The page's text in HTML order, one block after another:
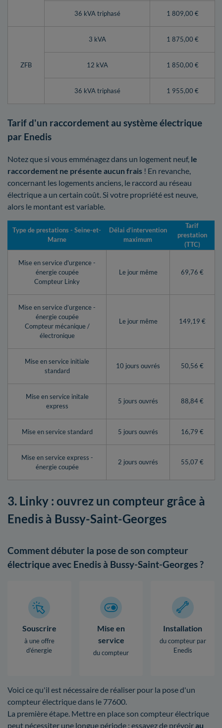
36 kVA triphasé 1 809,00 €
ZFB
3 kVA 1 875,00 €
12 kVA 1 850,00 €
36 kVA triphasé 1 955,00 €
Tarif d'un raccordement au système électrique
par Enedis
Notez que si vous emménagez dans un logement neuf, le
raccordement ne présente aucun frais ! En revanche,
concernant les logements anciens, le raccord au réseau
électrique a un certain coût. Si votre propriété est neuve,
alors le montant est variable.
Type de prestations - Seine-et-
Marne
Délai d’intervention
maximum
Tarif
prestation
(TTC)
Mise en service d'urgence -
énergie coupée
Compteur Linky
Le jour même 69,76 €
Mise en service d’urgence -
énergie coupée
Compteur mécanique /
électronique
Le jour même 149,19 €
Mise en service initiale
standard
10 jours ouvrés 50,56 €
Mise en service initale
express
5 jours ouvrés 88,84 €
Mise en service standard 5 jours ouvrés 16,79 €
Mise en service express -
énergie coupée
2 jours ouvrés 55,07 €
3. Linky : ouvrez un compteur grâce à
Enedis à Bussy-Saint-Georges
Comment débuter la pose de son compteur
électrique avec Enedis à Bussy-Saint-Georges ?
Souscrire
à une offre
d’énergie
Mise en
service
du compteur
Installation
du compteur par
Enedis
Voici ce qu'il est nécessaire de réaliser pour la pose d'un
compteur électrique dans le 77600.
La première étape. Mettre en place son compteur électrique
peut nécessiter une longue période : essayez de prévoirau